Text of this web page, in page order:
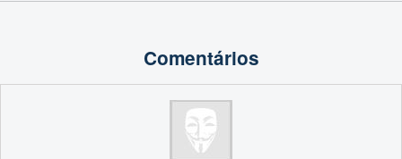
Comentários